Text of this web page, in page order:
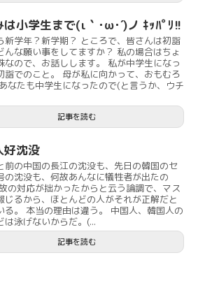
は小学生まで(ι｀･ω･´)ノ ｷｯﾊﾟﾘ!!
新学年？新学期？ ところで、皆さんは初詣
んな願い事をしてますか？ 私の場合はちょ
なので、お話しします。 私が中学生になっ
詣でのこと。 母が私に向かって、おもむろ
なたも中学生になったので(と言うか、ウチ
記事を読む
好沈没
前の中国の長江の沈没も、先日の韓国のセ
の沈没も、何故あんなに犠牲者が出たの
の対応が拙かったからと云う論調で、マス
じるから、ほとんどの人がそれが正解だと
る。 本当の理由は違う。 中国人、韓国人の
は泳げないからだ。(...
記事を読む